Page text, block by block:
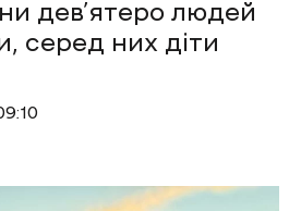
дев’ятеро людей
серед них діти